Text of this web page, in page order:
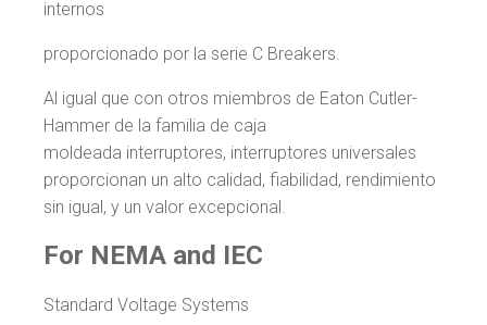
internos
proporcionado por la serie C Breakers.
Al igual que con otros miembros de Eaton Cutler-
Hammer de la familia de caja
moldeada interruptores, interruptores universales
proporcionan un alto calidad, fiabilidad, rendimiento
sin igual, y un valor excepcional.
For NEMA and IEC
Standard Voltage Systems